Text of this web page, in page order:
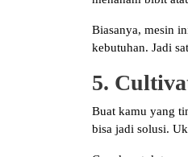
Biasanya, mesin
kebutuhan. Jadi
5.
Buat kamu yang
bisa jadi solusi.